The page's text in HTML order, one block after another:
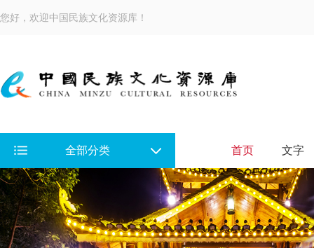
您好，欢迎中国民族文化资源库！
全部分类 首页 文字